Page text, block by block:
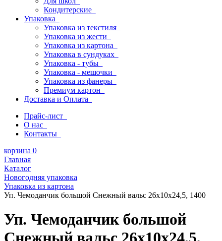
Кондитерские
Упаковка
Упаковка из текстиля
Упаковка из жести
Упаковка из картона
Упаковка в сундуках
Упаковка - тубы
Упаковка - мешочки
Упаковка из фанеры
Премиум картон
Доставка и Оплата
Прайс-лист
О нас
Контакты
корзина 0
Главная
Каталог
Новогодняя упаковка
Упаковка из картона
Уп. Чемоданчик большой Снежный вальс 26х10х24,5, 1400
Уп. Чемоданчик большой